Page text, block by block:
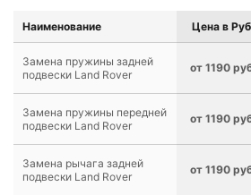
Наименование Цена в
Замена пружины задней
подвески Land Rover
от 1190
Замена пружины передней
подвески Land Rover
от 1190
Замена рычага задней
подвески Land Rover
от 1190